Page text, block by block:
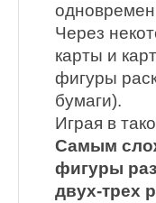
Через
карты и
фигуры
бумаги).
Играя в
Самым
фигуры
двух-трех